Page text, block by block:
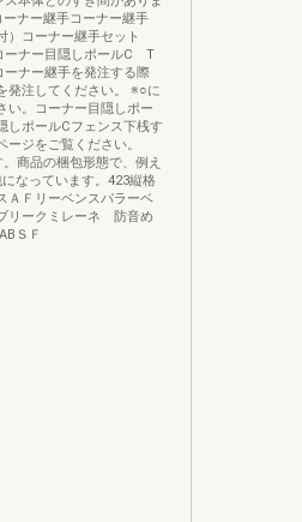
ナー継手コーナー継手
）コーナー継手セット
ーナー目隠しポールC T
ーナー継手を発注する際
発注してください。 ※○に
い。コーナー目隠しポー
しポールCフェンス下桟す
ジをご覧ください。
商品の梱包形態で、例え
なっています。423縦格
ＡＦリーベンスパラーベ
ークミレーネ 防音め
ＳＦ